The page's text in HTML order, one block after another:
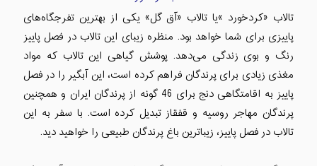
تالاب «کردخورد »یا تالاب «آق گل» یکی از بهترین تفرجگاه‌های
پاییزی برای شما خواهد بود. منظره زیبای این تالاب در فصل پاییز
رنگ و بوی زندگی می‌دهد. پوشش گیاهی این تالاب که مواد
مغذی زیادی برای پرندگان فراهم کرده است، این آبگیر را در فصل
پاییز به اقامتگاهی دنج برای 46 گونه از پرندگان ایران و همچنین
پرندگان مهاجر روسیه و قفقاز تبدیل کرده است. با سفر به این
تالاب در فصل پاییز، زیباترین باغ پرندگان طبیعی را خواهید دید.